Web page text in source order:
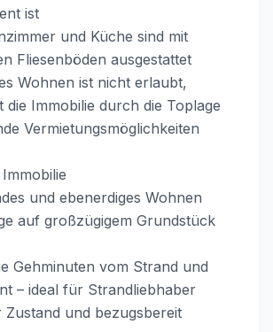
ist
und Küche sind mit
Fliesenböden ausgestattet
Wohnen ist nicht erlaubt,
die Immobilie durch die Toplage
Vermietungsmöglichkeiten
und ebenerdiges Wohnen
auf großzügigem Grundstück
Gehminuten vom Strand und
– ideal für Strandliebhaber
Zustand und bezugsbereit